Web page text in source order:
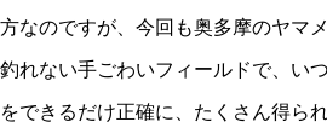
2025.05.16
なのですが、今回も奥多摩のヤマ
れない手ごわいフィールドで、い
できるだけ正確に、たくさん得ら